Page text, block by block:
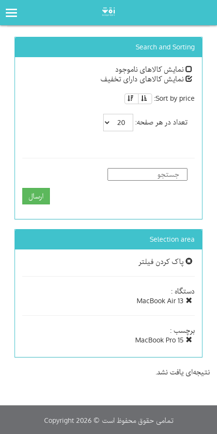
Search and Sorting
نمایش کالاهای ناموجود
نمایش کالاهای دارای تخفیف
Sort by price:
تعداد در هر صفحه:
ارسال
Selection area
پاک کردن فیلتر
دستگاه :
برچسب :
نتیجه‌ای یافت نشد.
Copyright 2026 © تمامی حقوق محفوظ است